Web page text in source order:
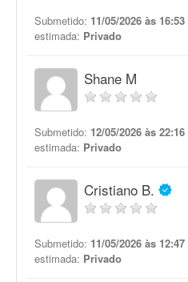
Submetido: 11/05/2026 às 16:53
estimada: Privado
Shane M
Submetido: 12/05/2026 às 22:16
estimada: Privado
Cristiano B.
Submetido: 11/05/2026 às 12:47
estimada: Privado